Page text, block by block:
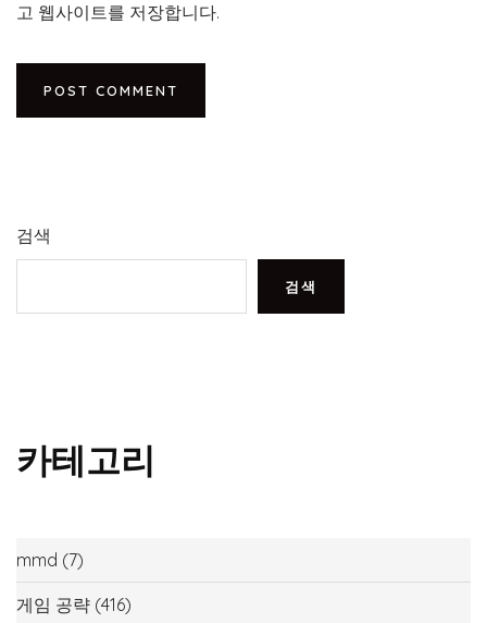
고 웹사이트를 저장합니다.
검색
검색
카테고리
mmd (7)
게임 공략 (416)